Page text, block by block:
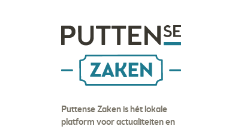
Puttense Zaken is hét lokale
platform voor actualiteiten en